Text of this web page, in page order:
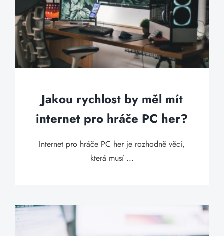
Jakou rychlost by měl mít
internet pro hráče PC her?
Internet pro hráče PC her je rozhodně věcí,
která musí ...